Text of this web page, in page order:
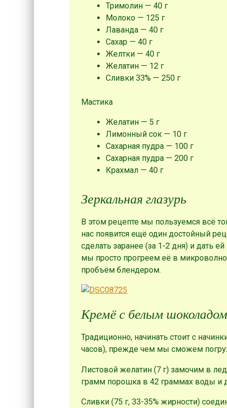
Тримолин — 40 г
Молоко — 125 г
Лаванда — 40 г
Сахар — 40 г
Желтки — 40 г
Желатин — 12 г
Сливки 33% — 250 г
Мастика
Желатин — 5 г
Лимонный сок — 10 г
Сахарная пудра — 100 г
Сахарная пудра — 200 г
Крахмал — 40 г
Зеркальная глазурь
В этом рецепте мы пользуемся всё
нас появится ещё один достойный
сделать заранее (за 1-2 дня) и дать
мы просто прогреем её в
пробъём блендером.
Кремё с белым
Традиционно, начинать стоит с
часов), прежде чем мы сможем
Листовой желатин (7 г) замочим в
грамм порошка в 42 граммах воды и
Сливки (75 г, 33-35% жирности)